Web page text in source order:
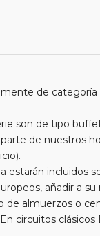
de
son de tipo
de nuestros
estarán incluidos
añadir a su
almuerzos o
circuitos